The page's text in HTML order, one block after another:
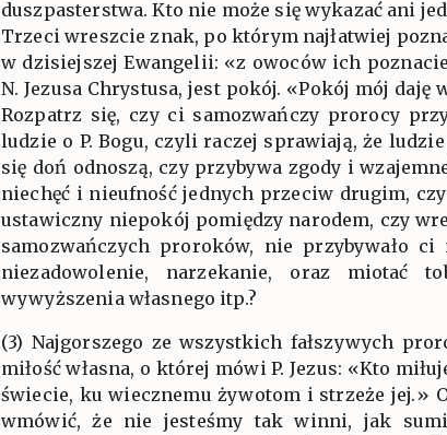
duszpasterstwa. Kto nie może się wykazać ani
Trzeci wreszcie znak, po którym najłatwiej
w dzisiejszej Ewangelii: «z owoców ich
N. Jezusa Chrystusa, jest pokój. «Pokój mój
Rozpatrz się, czy ci samozwańczy prorocy
ludzie o P. Bogu, czyli raczej sprawiają, że
się doń odnoszą, czy przybywa zgody i
niechęć i nieufność jednych przeciw drugim,
ustawiczny niepokój pomiędzy narodem, czy
samozwańczych proroków, nie przybywało
niezadowolenie, narzekanie, oraz miotać
wywyższenia własnego itp.?
(3) Najgorszego ze wszystkich fałszywych
miłość własna, o której mówi P. Jezus: «Kto
świecie, ku wiecznemu żywotom i strzeże jej.»
wmówić, że nie jesteśmy tak winni, jak